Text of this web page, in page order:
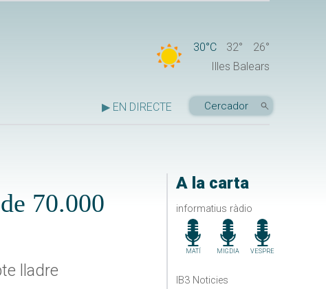
30°C 32°
26°
Illes Balears
▶ EN DIRECTE
A la carta
informatius ràdio
MATÍ MIGDIA VESPRE
IB3 Noticies
70.000
lladre